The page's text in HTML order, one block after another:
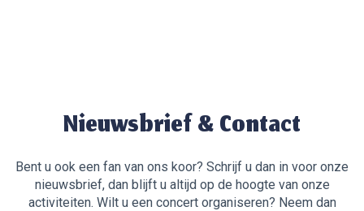
Nieuwsbrief & Contact
Bent u ook een fan van ons koor? Schrijf u dan in voor onze
nieuwsbrief, dan blijft u altijd op de hoogte van onze
activiteiten. Wilt u een concert organiseren? Neem dan